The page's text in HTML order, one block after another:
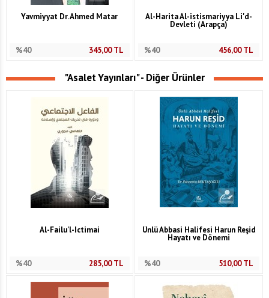
Yavmiyyat Dr. Ahmed Matar
%40 345,00TL
Al-Harita Al-istismariyya Li'd-
Devleti (Arapça)
%40 456,00TL
"Asalet Yayınları" - Diğer Ürünler
Al-Failu'l-Ictimai
%40 285,00TL
Ünlü Abbasi Halifesi Harun Reşid
Hayatı ve Dönemi
%40 510,00TL